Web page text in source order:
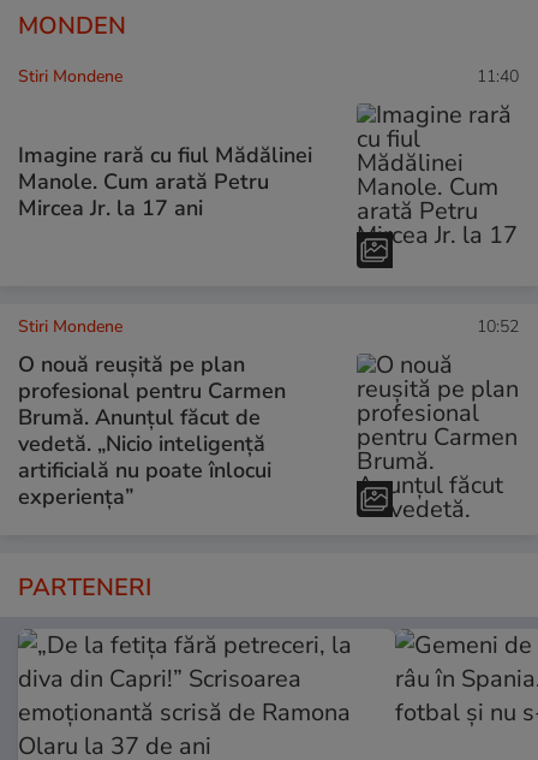
MONDEN
Stiri Mondene 11:40
Imagine rară cu fiul Mădălinei
Manole. Cum arată Petru
Mircea Jr. la 17 ani
Stiri Mondene 10:52
O nouă reușită pe plan
profesional pentru Carmen
Brumă. Anunțul făcut de
vedetă. „Nicio inteligență
artificială nu poate înlocui
experiența”
PARTENERI